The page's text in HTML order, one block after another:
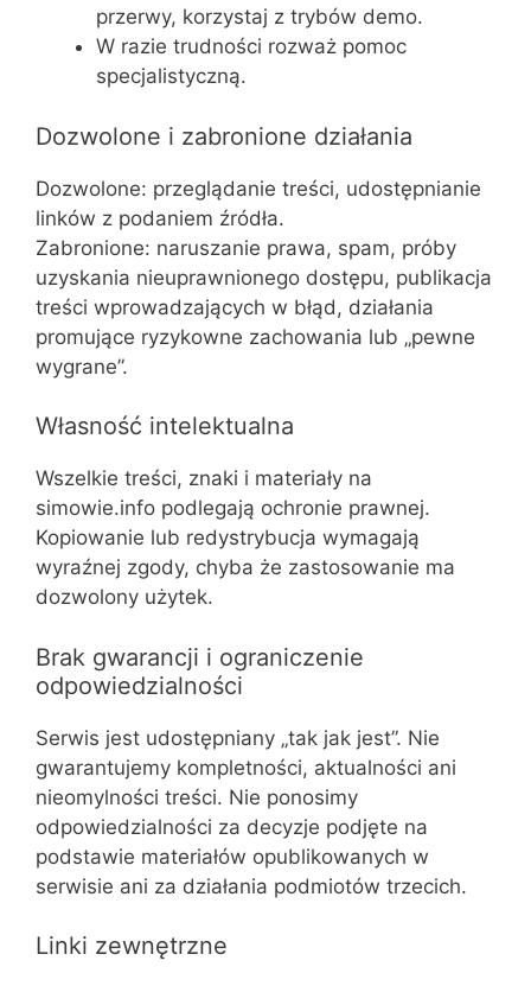
przerwy, korzystaj z trybów demo.
W razie trudności rozważ pomoc
specjalistyczną.
Dozwolone i zabronione działania
Dozwolone: przeglądanie treści, udostępnianie
linków z podaniem źródła.
Zabronione: naruszanie prawa, spam, próby
uzyskania nieuprawnionego dostępu, publikacja
treści wprowadzających w błąd, działania
promujące ryzykowne zachowania lub „pewne
wygrane”.
Własność intelektualna
Wszelkie treści, znaki i materiały na
simowie.info podlegają ochronie prawnej.
Kopiowanie lub redystrybucja wymagają
wyraźnej zgody, chyba że zastosowanie ma
dozwolony użytek.
Brak gwarancji i ograniczenie
odpowiedzialności
Serwis jest udostępniany „tak jak jest”. Nie
gwarantujemy kompletności, aktualności ani
nieomylności treści. Nie ponosimy
odpowiedzialności za decyzje podjęte na
podstawie materiałów opublikowanych w
serwisie ani za działania podmiotów trzecich.
Linki zewnętrzne